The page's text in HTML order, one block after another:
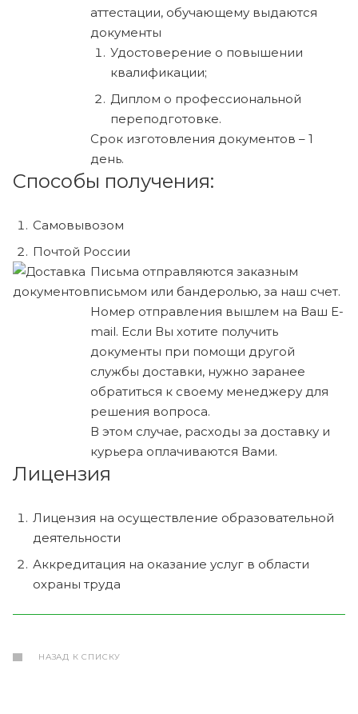
аттестации, обучающему выдаются
документы
Удостоверение о повышении
квалификации;
Диплом о профессиональной
переподготовке.
Срок изготовления документов – 1
день.
Способы получения:
Самовывозом
Почтой России
Письма отправляются заказным
письмом или бандеролью, за наш счет.
Номер отправления вышлем на Ваш E-
mail. Если Вы хотите получить
документы при помощи другой
службы доставки, нужно заранее
обратиться к своему менеджеру для
решения вопроса.
В этом случае, расходы за доставку и
курьера оплачиваются Вами.
Лицензия
Лицензия на осуществление образовательной
деятельности
Аккредитация на оказание услуг в области
охраны труда
НАЗАД К СПИСКУ